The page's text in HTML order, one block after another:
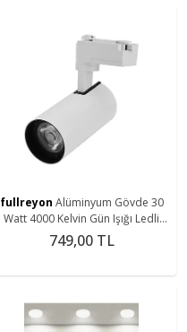
fullreyon Alüminyum Gövde 30
Watt 4000 Kelvin Gün Işığı Ledli
Çok Kaliteli Ray Spot , Led
Armatür (Ray Hariç)
749,00 TL